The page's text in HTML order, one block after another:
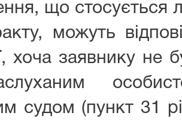
що стосується
можуть
хоча заявнику не
судом (пункт 31